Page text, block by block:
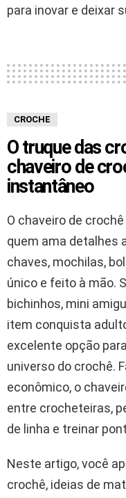
para inovar e deixar
CROCHE
O truque das
chaveiro de
instantâneo
O chaveiro de
quem ama detalhes
chaves, mochilas,
único e feito à mão.
bichinhos, mini
item conquista
excelente opção
universo do crochê.
econômico, o
entre crocheteiras,
de linha e treinar
Neste artigo, você
crochê, ideias de